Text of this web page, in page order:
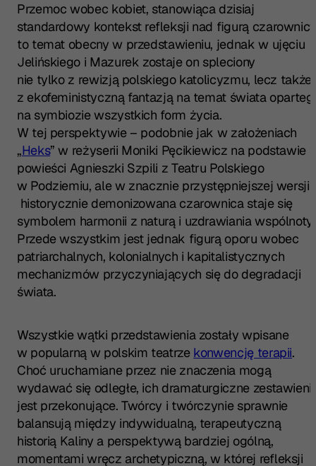
Przemoc wobec kobiet, stanowiąca dzisiaj
standardowy kontekst refleksji nad figurą
to temat obecny w przedstawieniu, jednak w ujęciu
Jelińskiego i Mazurek zostaje on spleciony
nie tylko z rewizją polskiego katolicyzmu, lecz także
z ekofeministyczną fantazją na temat świata
na symbiozie wszystkich form życia.
W tej perspektywie – podobnie jak w założeniach
„Heks” w reżyserii Moniki Pęcikiewicz na podstawie
powieści Agnieszki Szpili z Teatru Polskiego
w Podziemiu, ale w znacznie przystępniejszej wersji
historycznie demonizowana czarownica staje się
symbolem harmonii z naturą i uzdrawiania wspólnoty.
Przede wszystkim jest jednak figurą oporu wobec
patriarchalnych, kolonialnych i kapitalistycznych
mechanizmów przyczyniających się do degradacji
świata.
Wszystkie wątki przedstawienia zostały wpisane
w popularną w polskim teatrze konwencję terapii.
Choć uruchamiane przez nie znaczenia mogą
wydawać się odległe, ich dramaturgiczne
jest przekonujące. Twórcy i twórczynie sprawnie
balansują między indywidualną, terapeutyczną
historią Kaliny a perspektywą bardziej ogólną,
momentami wręcz archetypiczną, w której refleksji